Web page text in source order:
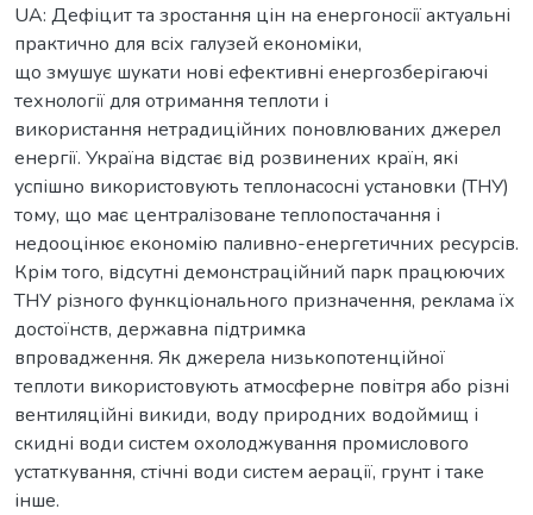
UA: Дефіцит та зростання цін на енергоносії актуальні
практично для всіх галузей економіки,
що змушує шукати нові ефективні енергозберігаючі
технології для отримання теплоти і
використання нетрадиційних поновлюваних джерел
енергії. Україна відстає від розвинених країн, які
успішно використовують теплонасосні установки (ТНУ)
тому, що має централізоване теплопостачання і
недооцінює економію паливно-енергетичних ресурсів.
Крім того, відсутні демонстраційний парк працюючих
ТНУ різного функціонального призначення, реклама їх
достоїнств, державна підтримка
впровадження. Як джерела низькопотенційної
теплоти використовують атмосферне повітря або різні
вентиляційні викиди, воду природних водоймищ і
скидні води систем охолоджування промислового
устаткування, стічні води систем аерації, грунт і таке
інше.